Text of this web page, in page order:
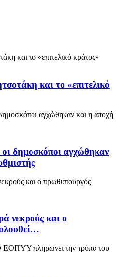
και το «επιτελικό
οι δημοσκόποι αγχώθηκαν
νεκρούς και ο